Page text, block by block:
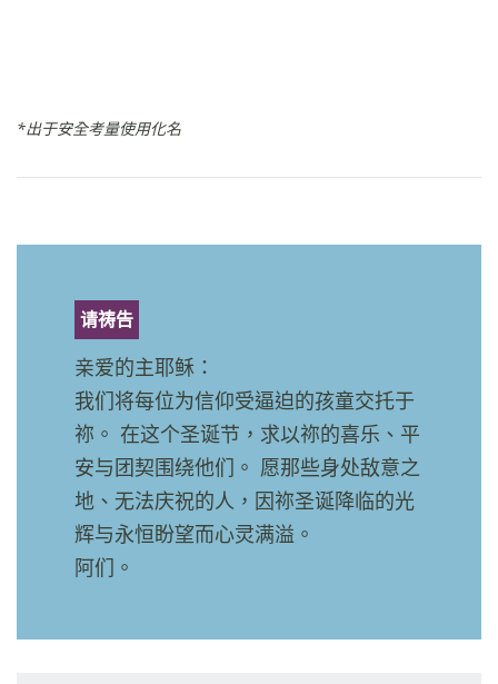
*出于安全考量使用化名
请祷告
亲爱的主耶稣：
我们将每位为信仰受逼迫的孩童交托于
祢。 在这个圣诞节，求以祢的喜乐、平
安与团契围绕他们。 愿那些身处敌意之
地、无法庆祝的人，因祢圣诞降临的光
辉与永恒盼望而心灵满溢。
阿们。